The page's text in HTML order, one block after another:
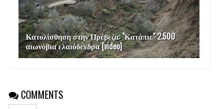
Κατολίσθηση στην Πρέβεζα: "Κατάπιε" 2.500
αιωνόβια ελαιόδενδρα [video]
COMMENTS